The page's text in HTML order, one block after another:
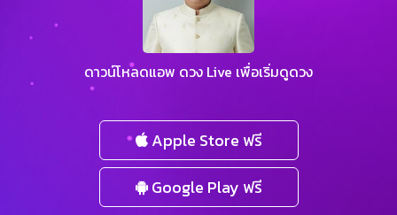
ดาวน์โหลดแอพ ดวง Live เพื่อเริ่มดูดวง
Apple Store ฟรี
Google Play ฟรี